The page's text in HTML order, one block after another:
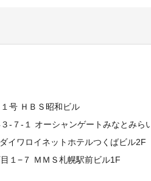
号 ＨＢＳ昭和ビル
-７-１ オーシャンゲートみなとみら
イワロイネットホテルつくばビル2F
１−７ ＭＭＳ札幌駅前ビル1F